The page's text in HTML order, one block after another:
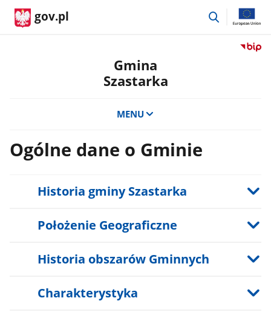
gov.pl
przejdź
Przejdź
Gmina
Szastarka
MENU
Ogólne dane o Gminie
Historia gminy Szastarka
Położenie Geograficzne
Historia obszarów Gminnych
Charakterystyka